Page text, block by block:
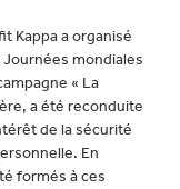
Kappa a organisé
mondiales
« La
a été reconduite
de la sécurité
En
formés à ces